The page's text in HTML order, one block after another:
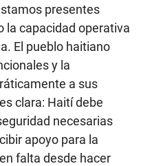
presentes
la capacidad operativa
El pueblo haitiano
y la
a sus
clara: Haití debe
necesarias
apoyo para la
falta desde hacer